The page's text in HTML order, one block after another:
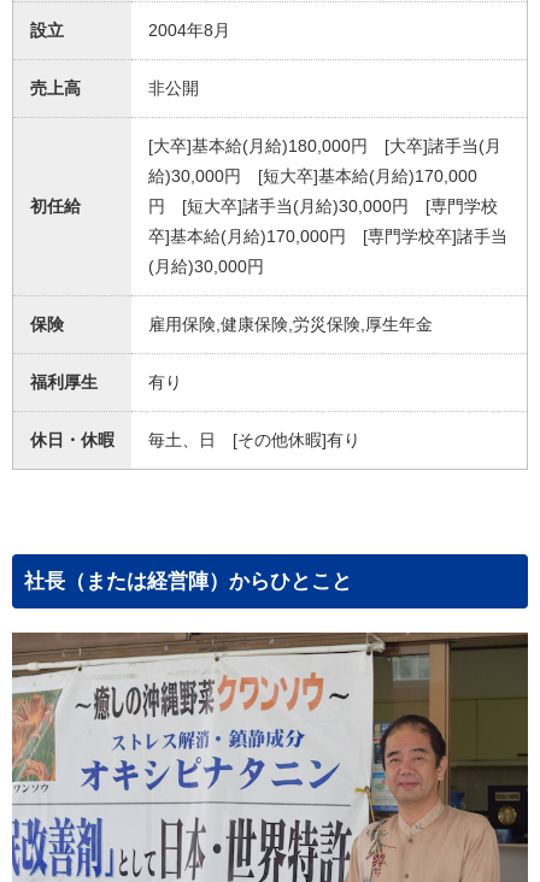
設立 2004年8月
売上高 非公開
初任給
[大卒]基本給(月給)180,000円 [大卒]諸手当(月
給)30,000円 [短大卒]基本給(月給)170,000
円 [短大卒]諸手当(月給)30,000円 [専門学校
卒]基本給(月給)170,000円 [専門学校卒]諸手当
(月給)30,000円
保険 雇用保険,健康保険,労災保険,厚生年金
福利厚生 有り
休日・休暇 毎土、日 [その他休暇]有り
社長（または経営陣）からひとこと